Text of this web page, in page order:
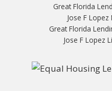
Great Florida
Jose F
Great Florida
Jose F Lopez